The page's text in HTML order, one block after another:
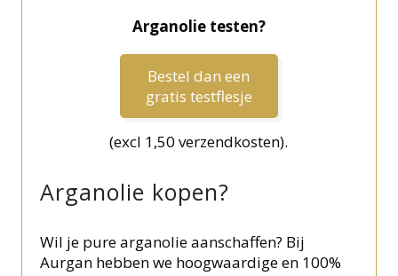
Arganolie testen?
Bestel dan een
gratis testflesje
(excl 1,50 verzendkosten).
Arganolie kopen?
Wil je pure arganolie aanschaffen? Bij
Aurgan hebben we hoogwaardige en 100%